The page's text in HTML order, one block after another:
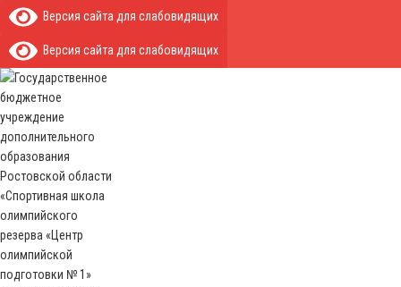
Версия сайта для слабовидящих
Версия сайта для слабовидящих